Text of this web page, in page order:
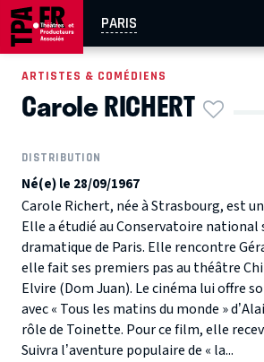
PARIS
AIX-MARSEILLE
EN TOURNÉE
ARTISTES & COMÉDIENS
Carole RICHERT
DISTRIBUTION
Né(e) le 28/09/1967
Carole Richert, née à Strasbourg, est
Elle a étudié au Conservatoire
dramatique de Paris. Elle rencontre
elle fait ses premiers pas au théâtre
Elvire (Dom Juan). Le cinéma lui offre
avec « Tous les matins du monde »
rôle de Toinette. Pour ce film, elle
Suivra l’aventure populaire de « la...